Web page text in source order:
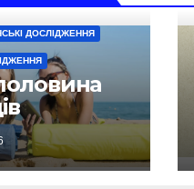
ДОСЛІДЖЕННЯ
у
–